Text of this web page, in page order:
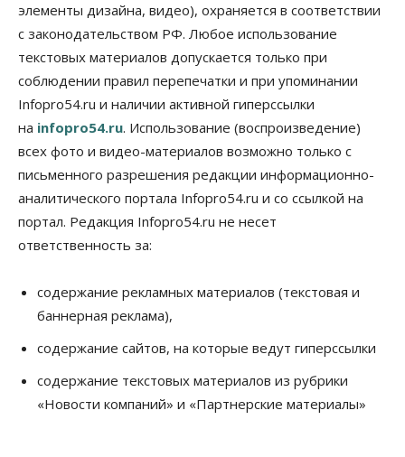
Общество
«За тех, у кого от 270 баллов,
настоящая борьба»: вузы настойчиво
обзванивают новосибирских высокобалльников
перед зачислением
06 Августа 2026, 13:00
Власть
Режим ЧС ввели в Омской области из-за засухи
06 Августа 2026, 12:15
Новосибирск готовится к визиту Владимира
Путина
Бизнес Недвижимость Общество
Росреестр назвал главные причины
06 Августа 2026, 12:00
Телекоммуникации
В 16 населённых пунктах Мошковского района
элементы дизайна, видео), охраняется в соответствии
с законодательством РФ. Любое использование
текстовых материалов допускается только при
соблюдении правил перепечатки и при упоминании
Infopro54.ru и наличии активной гиперссылки
на infopro54.ru. Использование (воспроизведение)
всех фото и видео-материалов возможно только с
письменного разрешения редакции информационно-
аналитического портала Infopro54.ru и со ссылкой на
портал. Редакция Infopro54.ru не несет
ответственность за:
содержание рекламных материалов (текстовая и
баннерная реклама),
содержание сайтов, на которые ведут гиперссылки
содержание текстовых материалов из рубрики
«Новости компаний» и «Партнерские материалы»